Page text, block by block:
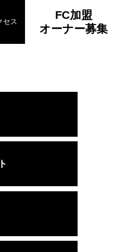
セス
FC加盟
オーナー募集